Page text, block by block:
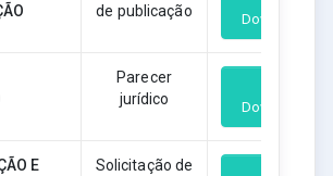
de publicação
Download
Parecer
jurídico
Download
E
Solicitação de